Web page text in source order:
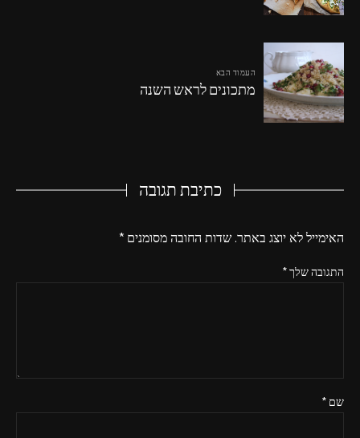
העמוד הבא
מתכונים לראש השנה
כתיבת תגובה
האימייל לא יוצג באתר.שדות החובה מסומנים*
התגובה שלך*
שם*